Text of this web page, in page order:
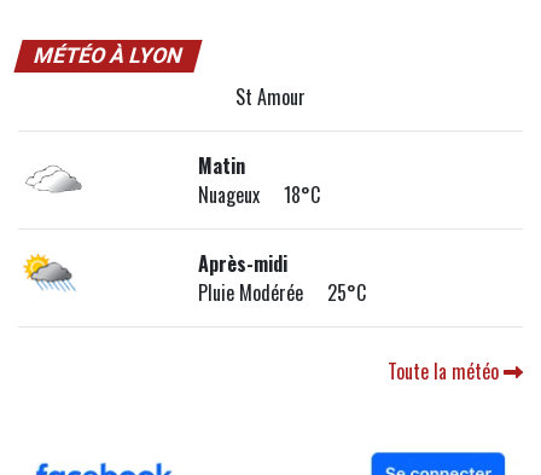
MÉTÉO À LYON
St Amour
Matin
Nuageux 18°C
Après-midi
Pluie Modérée 25°C
Toute la météo